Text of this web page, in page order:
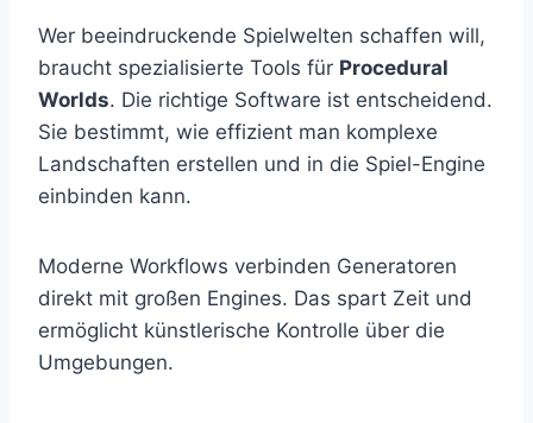
Wer beeindruckende Spielwelten schaffen will,
braucht spezialisierte Tools für Procedural
Worlds. Die richtige Software ist entscheidend.
Sie bestimmt, wie effizient man komplexe
Landschaften erstellen und in die Spiel-Engine
einbinden kann.
Moderne Workflows verbinden Generatoren
direkt mit großen Engines. Das spart Zeit und
ermöglicht künstlerische Kontrolle über die
Umgebungen.